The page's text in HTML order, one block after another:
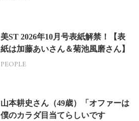
美ST 2026年10月号表紙解禁！【表
紙は加藤あいさん＆菊池風磨さん】
PEOPLE
山本耕史さん（49歳）「オファーは
僕のカラダ目当てらしいです